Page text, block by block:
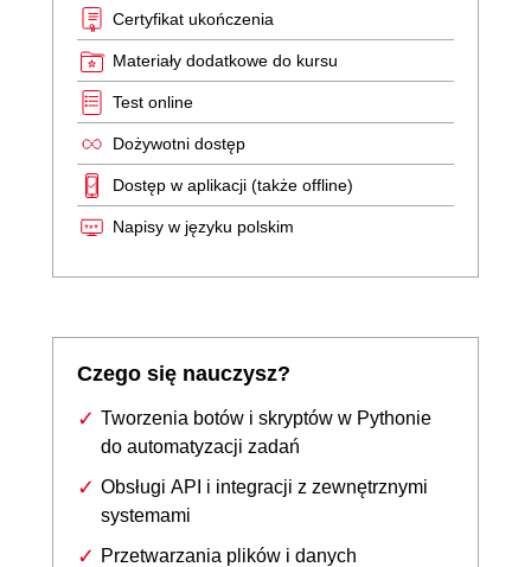
Certyfikat ukończenia
Materiały dodatkowe do kursu
Test online
Dożywotni dostęp
Dostęp w aplikacji (także offline)
Napisy w języku polskim
Czego się nauczysz?
Tworzenia botów i skryptów w Pythonie
do automatyzacji zadań
Obsługi API i integracji z zewnętrznymi
systemami
Przetwarzania plików i danych